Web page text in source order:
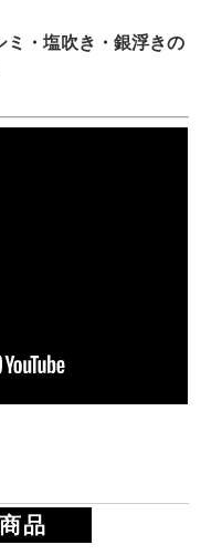
ミ・塩吹き・銀浮きの
品